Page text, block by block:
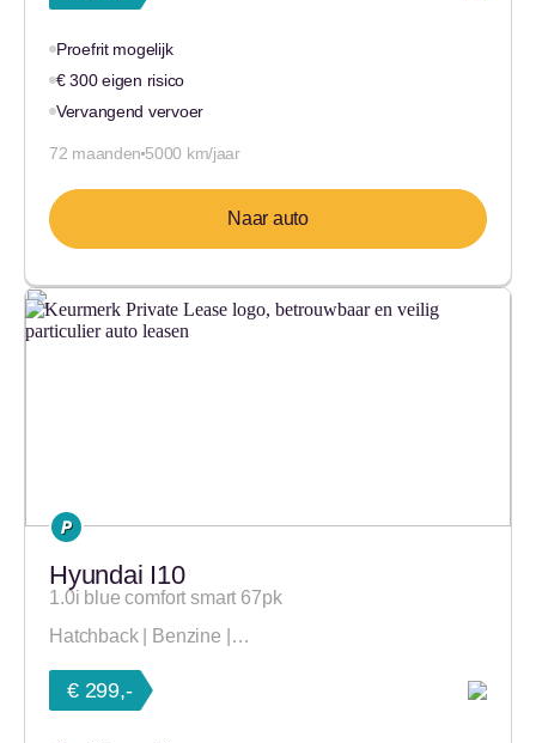
Proefrit mogelijk
€ 300 eigen risico
Vervangend vervoer
72 maanden 5000 km/jaar
Naar auto
Hyundai I10
1.0i blue comfort smart 67pk
Hatchback | Benzine |…
€ 299,-